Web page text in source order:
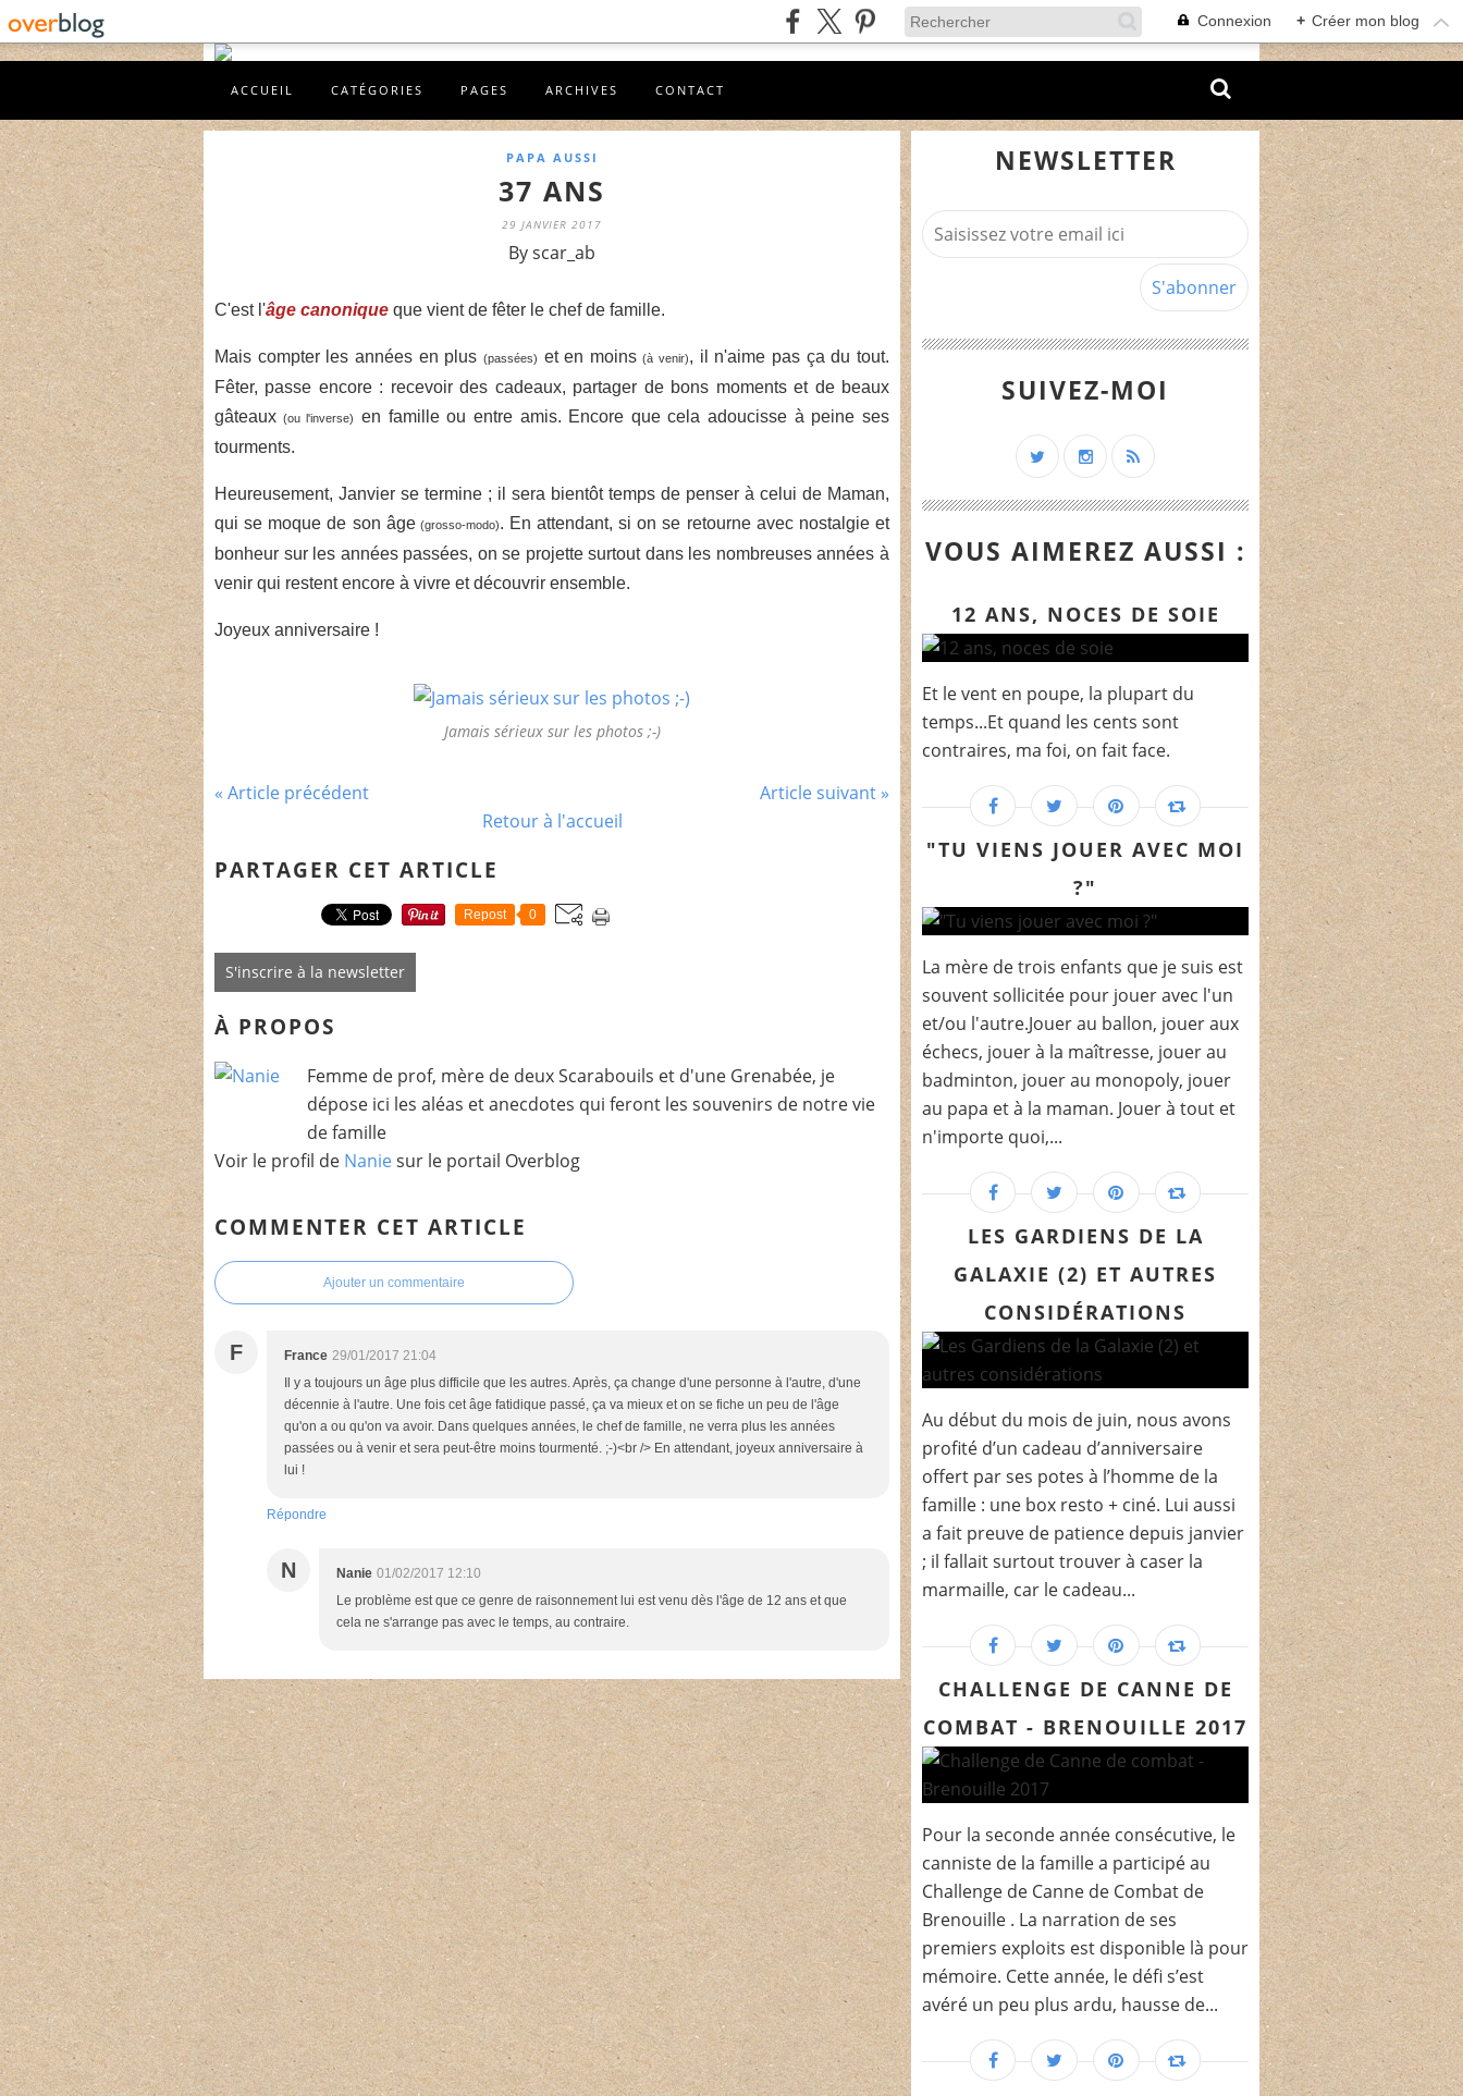
Connexion + Créer mon blog
ACCUEIL CATÉGORIES PAGES ARCHIVES CONTACT
PAPA AUSSI
37 ANS
29 JANVIER 2017
By scar_ab
C'est l'âge canonique que vient de fêter le chef de famille.
Mais compter les années en plus (passées) et en moins(à venir), il n'aime pas ça du tout.
Fêter, passe encore : recevoir des cadeaux, partager de bons moments et de beaux
gâteaux (ou l'inverse)
en famille ou entre amis. Encore que cela adoucisse à peine ses
tourments.
Heureusement, Janvier se termine ; il sera bientôt temps de penser à celui de Maman,
qui se moque de son âge(grosso-modo). En attendant, si on se retourne avec nostalgie et
bonheur sur les années passées, on se projette surtout dans les nombreuses années à
venir qui restent encore à vivre et découvrir ensemble.
Joyeux anniversaire !
Jamais sérieux sur les photos ;-)
« Article précédent
Article suivant »
Retour à l'accueil
PARTAGER CET ARTICLE
Repost 0
S'inscrire à la newsletter
À PROPOS
Femme de prof, mère de deux Scarabouils et d'une Grenabée, je
dépose ici les aléas et anecdotes qui feront les souvenirs de notre vie
de famille
Voir le profil de Naniesur le portail Overblog
COMMENTER CET ARTICLE
Ajouter un commentaire
F France 29/01/2017 21:04
Il y a toujours un âge plus difficile que les autres. Après, ça change d'une personne à l'autre, d'une
décennie à l'autre. Une fois cet âge fatidique passé, ça va mieux et on se fiche un peu de l'âge
qu'on a ou qu'on va avoir. Dans quelques années, le chef de famille, ne verra plus les années
passées ou à venir et sera peut-être moins tourmenté. ;-)<br /> En attendant, joyeux anniversaire à
lui !
Répondre
N Nanie 01/02/2017 12:10
Le problème est que ce genre de raisonnement lui est venu dès l'âge de 12 ans et que
cela ne s'arrange pas avec le temps, au contraire.
NEWSLETTER
SUIVEZ-MOI
VOUS AIMEREZ AUSSI :
12 ANS, NOCES DE SOIE
Et le vent en poupe, la plupart du
temps...Et quand les cents sont
contraires, ma foi, on fait face.
"TU VIENS JOUER AVEC MOI
?"
La mère de trois enfants que je suis est
souvent sollicitée pour jouer avec l'un
et/ou l'autre.Jouer au ballon, jouer aux
échecs, jouer à la maîtresse, jouer au
badminton, jouer au monopoly, jouer
au papa et à la maman. Jouer à tout et
n'importe quoi,...
LES GARDIENS DE LA
GALAXIE (2) ET AUTRES
CONSIDÉRATIONS
Au début du mois de juin, nous avons
profité d’un cadeau d’anniversaire
offert par ses potes à l’homme de la
famille : une box resto + ciné. Lui aussi
a fait preuve de patience depuis janvier
; il fallait surtout trouver à caser la
marmaille, car le cadeau...
CHALLENGE DE CANNE DE
COMBAT - BRENOUILLE 2017
Pour la seconde année consécutive, le
canniste de la famille a participé au
Challenge de Canne de Combat de
Brenouille . La narration de ses
premiers exploits est disponible là pour
mémoire. Cette année, le défi s’est
avéré un peu plus ardu, hausse de...